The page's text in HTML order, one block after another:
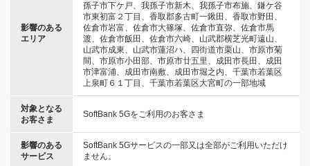
影響のある
エリア
孫子市下ケ戸、我孫子市新木、我孫子市布施、鎌ケ谷
市東初富２丁目、香取郡多古町一鍬田、香取市野田、
佐倉市岩富、佐倉市大篠塚、佐倉市直弥、佐倉市馬
渡、佐倉市飯田、佐倉市六崎、山武郡横芝光町遠山、
山武市成東、山武市蓮沼ハ、四街道市栗山、市原市菊
間、市原市小田部、市原市廿五里、成田市長田、成田
市津富浦、成田市南敷、成田市堀之内、千葉市若葉区
上泉町６１丁目、千葉市若葉区大宮町の一部地域
対象となる
お客さま
SoftBank 5Gをご利用のお客さま
影響のある
サービス
SoftBank 5Gサービスの一部又は全部がご利用いただけ
ません。